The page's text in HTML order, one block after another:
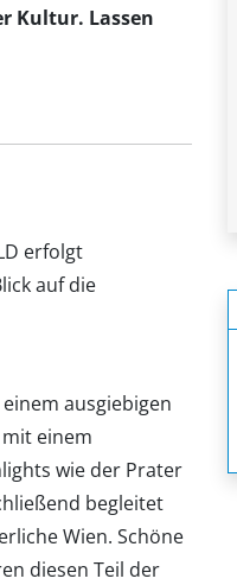
Kultur. Lassen
erfolgt
auf die
ausgiebigen
einem
wie der Prater
begleitet
Wien. Schöne
diesen Teil der